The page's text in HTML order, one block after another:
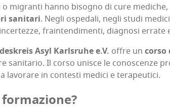
migran­ti han­no biso­gno di cure medi­che,
sani­ta­ri. Negli ospe­da­li, negli stu­di
frain­ten­di­men­ti, dia­gno­si
Asyl Karl­sru­he e.V. offre un
Il cor­so uni­sce le cono­scen­ze
lavo­ra­re in con­te­sti medi­ci e terapeutici.